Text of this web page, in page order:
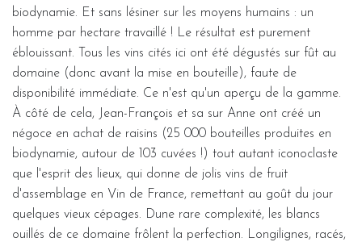
biodynamie. Et sans lésiner sur les moyens humains : un
homme par hectare travaillé ! Le résultat est purement
éblouissant. Tous les vins cités ici ont été dégustés sur fût au
domaine (donc avant la mise en bouteille), faute de
disponibilité immédiate. Ce n'est qu'un aperçu de la gamme.
À côté de cela, Jean-François et sa sur Anne ont créé un
négoce en achat de raisins (25 000 bouteilles produites en
biodynamie, autour de 103 cuvées !) tout autant iconoclaste
que l'esprit des lieux, qui donne de jolis vins de fruit
d'assemblage en Vin de France, remettant au goût du jour
quelques vieux cépages. Dune rare complexité, les blancs
ouillés de ce domaine frôlent la perfection. Longilignes, racés,